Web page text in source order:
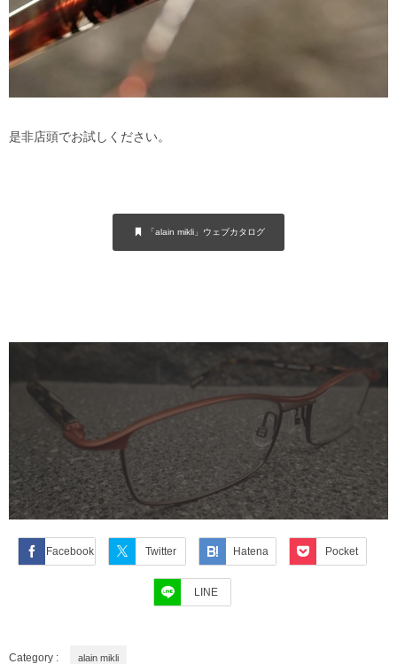
是非店頭でお試しください。
「alain mikli」ウェブカタログ
Facebook Twitter Hatena Pocket
LINE
Category : alain mikli